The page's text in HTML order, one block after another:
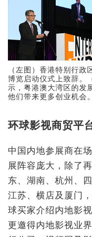
（左图）香港特别行
博览启动仪式上致辞。
示，粤港澳大湾区的发
他们带来更多创业机会。
环球影视商贸平
中国内地参展商在
展阵容庞大，除了
东、湖南、杭州、
江苏、横店及厦门
球买家介绍内地影
更邀得内地影视业